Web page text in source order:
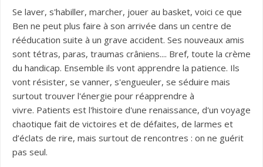
Se laver, s'habiller, marcher, jouer au basket, voici ce que
Ben ne peut plus faire à son arrivée dans un centre de
rééducation suite à un grave accident. Ses nouveaux amis
sont tétras, paras, traumas crâniens.... Bref, toute la crème
du handicap. Ensemble ils vont apprendre la patience. Ils
vont résister, se vanner, s'engueuler, se séduire mais
surtout trouver l'énergie pour réapprendre à
vivre. Patients est l'histoire d'une renaissance, d'un voyage
chaotique fait de victoires et de défaites, de larmes et
d’éclats de rire, mais surtout de rencontres : on ne guérit
pas seul.